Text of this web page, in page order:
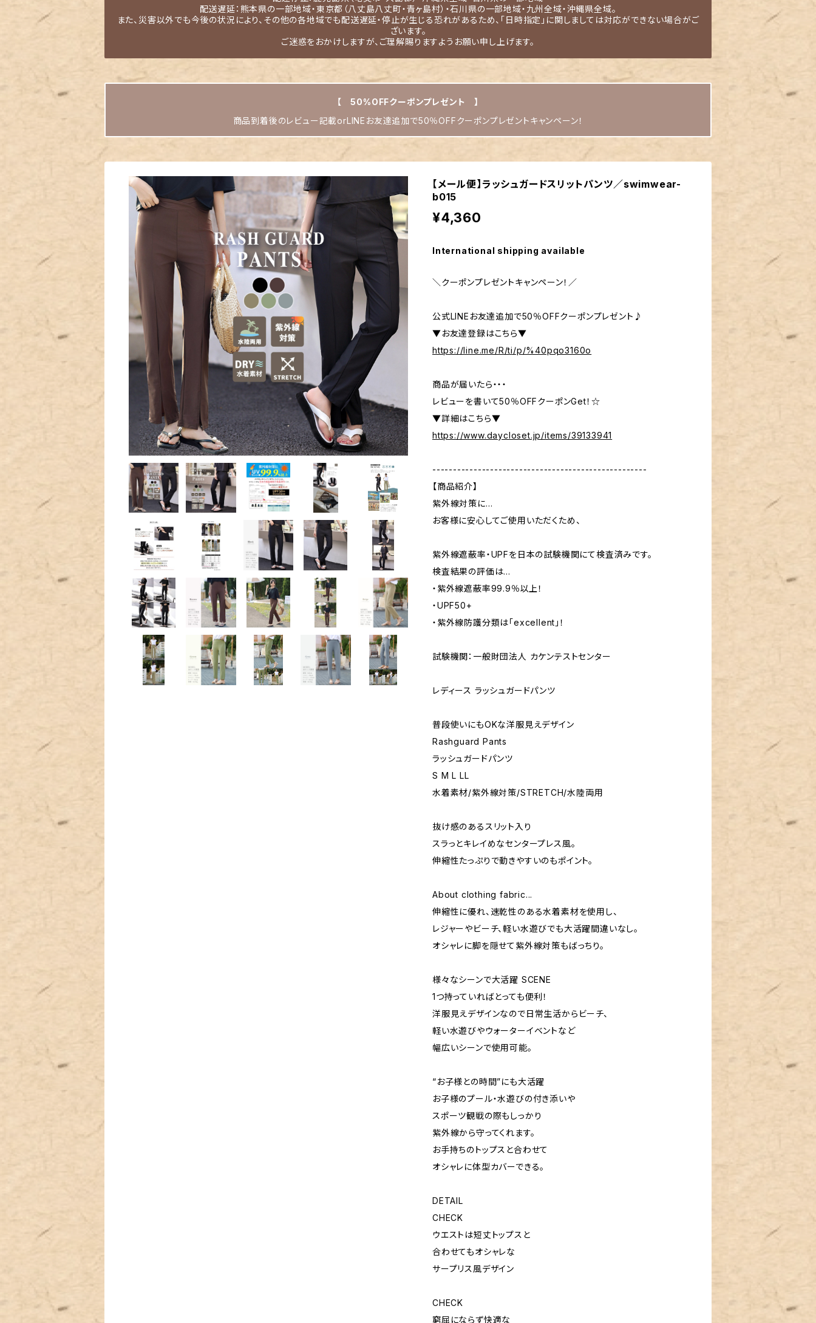
配送遅延：熊本県の一部地域・東京都（八丈島八丈町・青ヶ島村）・石川県の一部地域・九州全域・沖縄県全域。
また、災害以外でも今後の状況により、その他の各地域でも配送遅延・停止が生じる恐れがあるため、「日時指定」に関しましては対応ができない場合がご
ざいます。
ご迷惑をおかけしますが、ご理解賜りますようお願い申し上げます。
【 50%OFFクーポンプレゼント 】
商品到着後のレビュー記載orLINEお友達追加で50％OFFクーポンプレゼントキャンペーン！
【メール便】ラッシュガードスリットパンツ／swimwear-
b015
¥4,360
International shipping available
＼クーポンプレゼントキャンペーン！／
公式LINEお友達追加で50％OFFクーポンプレゼント♪
▼お友達登録はこちら▼
https://line.me/R/ti/p/%40pqo3160o
商品が届いたら・・・
レビューを書いて50％OFFクーポンGet！☆
▼詳細はこちら▼
https://www.daycloset.jp/items/39133941
----------------------------------------------------
【商品紹介】
紫外線対策に…
お客様に安心してご使用いただくため、
紫外線遮蔽率・UPFを日本の試験機関にて検査済みです。
検査結果の評価は…
・紫外線遮蔽率99.9％以上！
・UPF50+
・紫外線防護分類は「excellent」！
試験機関：一般財団法人 カケンテストセンター
レディース ラッシュガードパンツ
普段使いにもOKな洋服見えデザイン
Rashguard Pants
ラッシュガードパンツ
S M L LL
水着素材/紫外線対策/STRETCH/水陸両用
抜け感のあるスリット入り
スラっとキレイめなセンタープレス風。
伸縮性たっぷりで動きやすいのもポイント。
About clothing fabric...
伸縮性に優れ、速乾性のある水着素材を使用し、
レジャーやビーチ、軽い水遊びでも大活躍間違いなし。
オシャレに脚を隠せて紫外線対策もばっちり。
様々なシーンで大活躍 SCENE
1つ持っていればとっても便利！
洋服見えデザインなので日常生活からビーチ、
軽い水遊びやウォーターイベントなど
幅広いシーンで使用可能。
“お子様との時間”にも大活躍
お子様のプール・水遊びの付き添いや
スポーツ観戦の際もしっかり
紫外線から守ってくれます。
お手持ちのトップスと合わせて
オシャレに体型カバーできる。
DETAIL
CHECK
ウエストは短丈トップスと
合わせてもオシャレな
サープリス風デザイン
CHECK
窮屈にならず快適な